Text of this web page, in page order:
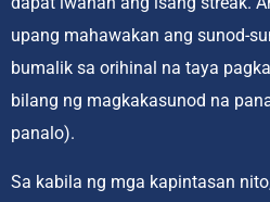
upang mahawakan ang sunod-
bumalik sa orihinal na taya
bilang ng magkakasunod na
panalo).
Sa kabila ng mga kapintasan